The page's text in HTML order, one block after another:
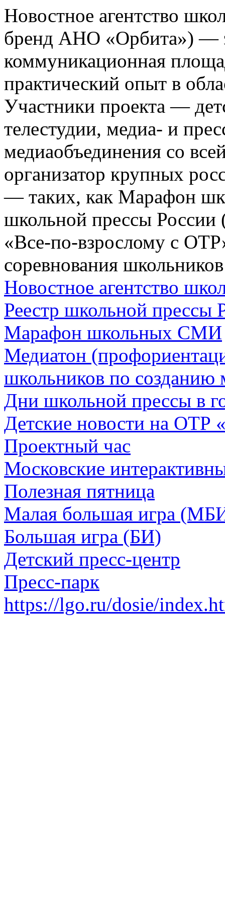
Новостное агентство
бренд АНО «Орбита») —
коммуникационная
практический опыт в
Участники проекта —
телестудии, медиа- и
медиаобъединения со
организатор крупных
— таких, как Марафон
школьной прессы России
«Все-по-взрослому с
соревнования
Новостное агентство
Реестр школьной прессы
Марафон школьных СМИ
Медиатон
школьников по созданию
Дни школьной прессы в
Детские новости на ОТР
Проектный час
Московские
Полезная пятница
Малая большая игра
Большая игра (БИ)
Детский пресс-центр
Пресс-парк
https://lgo.ru/dosie/